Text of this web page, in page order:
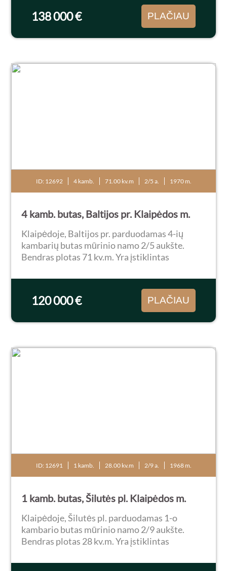
138 000 € PLAČIAU
ID: 12692 4 kamb. 71.00 kv.m 2/5 a. 1970 m.
4 kamb. butas, Baltijos pr. Klaipėdos m.
Klaipėdoje, Baltijos pr. parduodamas 4-ių
kambarių butas mūrinio namo 2/5 aukšte.
Bendras plotas 71 kv.m. Yra įstiklintas
pasiremontuoti, sudėti plastikiniai langai.
120 000 € PLAČIAU
ID: 12691 1 kamb. 28.00 kv.m 2/9 a. 1968 m.
1 kamb. butas, Šilutės pl. Klaipėdos m.
Klaipėdoje, Šilutės pl. parduodamas 1-o
kambario butas mūrinio namo 2/9 aukšte.
Bendras plotas 28 kv.m. Yra įstiklintas
kosmetinio remonto. Langai orientuoti į vakarų